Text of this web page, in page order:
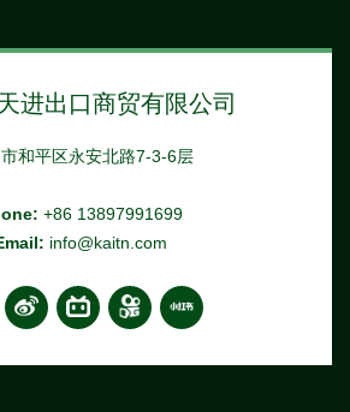
进出口商贸有限公司
和平区永安北路7-3-6层
+86 13897991699
info@kaitn.com